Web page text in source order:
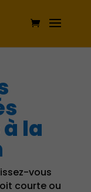
la
vous
courte ou